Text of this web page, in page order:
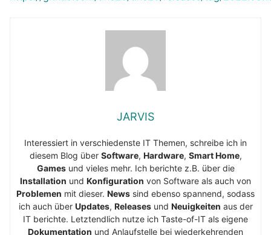
JARVIS
Interessiert in verschiedenste IT Themen, schreibe ich in
diesem Blog über Software, Hardware, Smart Home,
Gamesund vieles mehr. Ich berichte z.B. über die
Installation und Konfiguration von Software als auch von
Problemen mit dieser. News sind ebenso spannend, sodass
ich auch über Updates, Releasesund Neuigkeiten aus der
IT berichte. Letztendlich nutze ich Taste-of-IT als eigene
Dokumentation und Anlaufstelle bei wiederkehrenden